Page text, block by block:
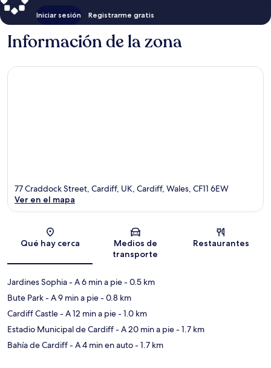
Iniciar sesión Registrarme gratis
Información de la zona
Sección del mapa
77 Craddock Street, Cardiff, UK, Cardiff, Wales, CF11 6EW
Ver en el mapa
Qué hay cerca
Medios de
transporte
Restaurantes
Jardines Sophia- A 6 min a pie- 0.5 km
Bute Park- A 9 min a pie- 0.8 km
Cardiff Castle- A 12 min a pie- 1.0 km
Estadio Municipal de Cardiff- A 20 min a pie- 1.7 km
Bahía de Cardiff- A 4 min en auto- 1.7 km